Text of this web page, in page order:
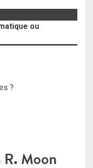
ou
?
R. Moon